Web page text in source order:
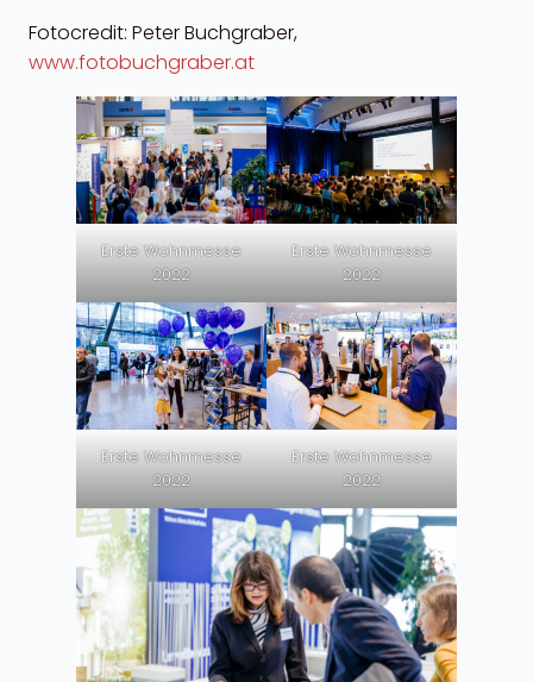
Fotocredit: Peter Buchgraber,
www.fotobuchgraber.at
Erste Wohnmesse
2022
Erste Wohnmesse
2022
Erste Wohnmesse
2022
Erste Wohnmesse
2022